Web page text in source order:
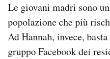
Le giovani madri sono
popolazione che più
Ad Hannah, invece,
gruppo Facebook dei